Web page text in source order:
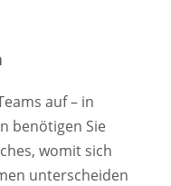
auf – in
benötigen Sie
womit sich
unterscheiden